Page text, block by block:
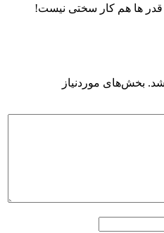
ها هم کار سختی نیست!
بخش‌های موردنیاز